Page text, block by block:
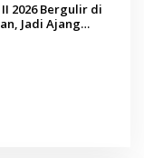
II 2026 Bergulir di
Jadi Ajang